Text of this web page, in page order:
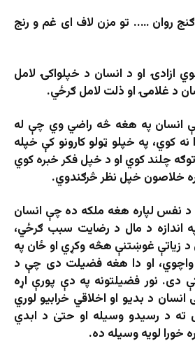
روان ….. تو مزن لاف ای غم و رنج
ازادۍ او د انسان د خپلواکۍ لامل
د غلامۍ او ذلت لامل ګرځي.
انسان په هغه څه راضي وي چې له
نه کوي، په خپلو ټولو کارونو کې خپله
توګه چلند کوي او د خپل فکر خبره کوي
خلاصون خپل نظر څرګندوي.
نفس لپاره هغه ملکه ده چې انسان
اندازه د مال د رضایت سبب ګرځي،
زیاتې غوښتنې هڅه وکړي او ځان په
واچوي، او دا هغه فضیلت دی چې د
دی. نور فضیلتونه په دې پورې اړه
د بدیو او اخلاقي خرابیو لوري
ته د رسیدو وسیله او حتیٰ د ابدي
خورا لویه وسیله ده.